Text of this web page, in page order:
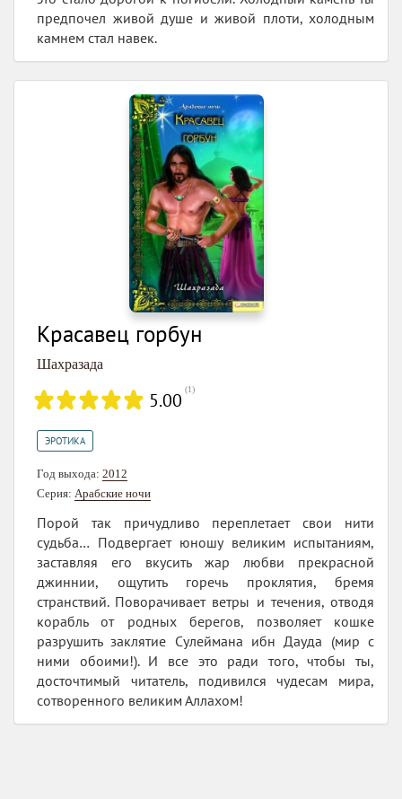
предпочел живой душе и живой плоти, холодным
камнем стал навек.
Красавец горбун
Шахразада
5.00 (1)
ЭРОТИКА
Год выхода: 2012
Серия: Арабские ночи
Порой так причудливо переплетает свои нити
судьба… Подвергает юношу великим испытаниям,
заставляя его вкусить жар любви прекрасной
джиннии, ощутить горечь проклятия, бремя
странствий. Поворачивает ветры и течения, отводя
корабль от родных берегов, позволяет кошке
разрушить заклятие Сулеймана ибн Дауда (мир с
ними обоими!). И все это ради того, чтобы ты,
досточтимый читатель, подивился чудесам мира,
сотворенного великим Аллахом!